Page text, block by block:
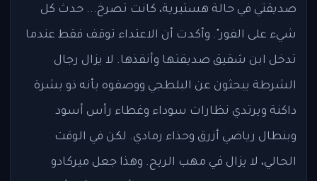
صديقتي في حالة هستيرية، كانت تصرخ... حدث كل
شيء على الفور". وأكدت أن الاعتداء توقف فقط عندما
تدخل ابن شقيق صديقتها وأنقذها. لا يزال رجال
الشرطة يبحثون عن البلطجي ووصفوه بأنه ذو بشرة
داكنة ويرتدي نظارات سوداء وغطاء رأس أسود
وبنطال رياضي أزرق وحذاء رمادي. لكن في الوقت
الحالي، لا يزال في مهب الريح. وهذا جعل ميركادو